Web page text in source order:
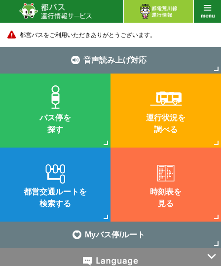
都営バスをご利用いただきありがとうございます。
音声読み上げ対応
バス停を
探す
運行状況を
調べる
都営交通ルートを
検索する
時刻表を
見る
Myバス停/ルート
